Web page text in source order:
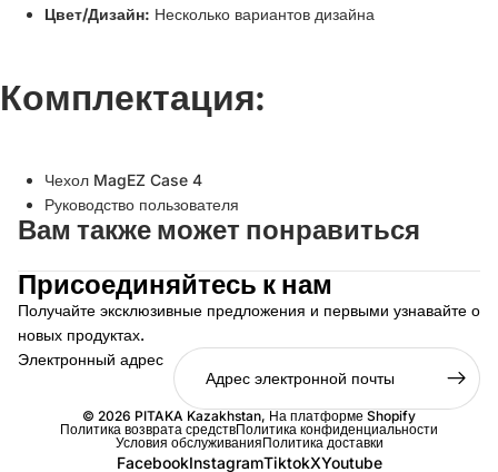
Цвет/Дизайн: Несколько вариантов дизайна
Комплектация:
Чехол MagEZ Case 4
Руководство пользователя
Вам также может понравиться
Присоединяйтесь к нам
Получайте эксклюзивные предложения и первыми узнавайте о
новых продуктах.
Электронный адрес
© 2026 PITAKA Kazakhstan, На платформе Shopify
Политика возврата средствПолитика конфиденциальности
Условия обслуживанияПолитика доставки
FacebookInstagramTiktokXYoutube